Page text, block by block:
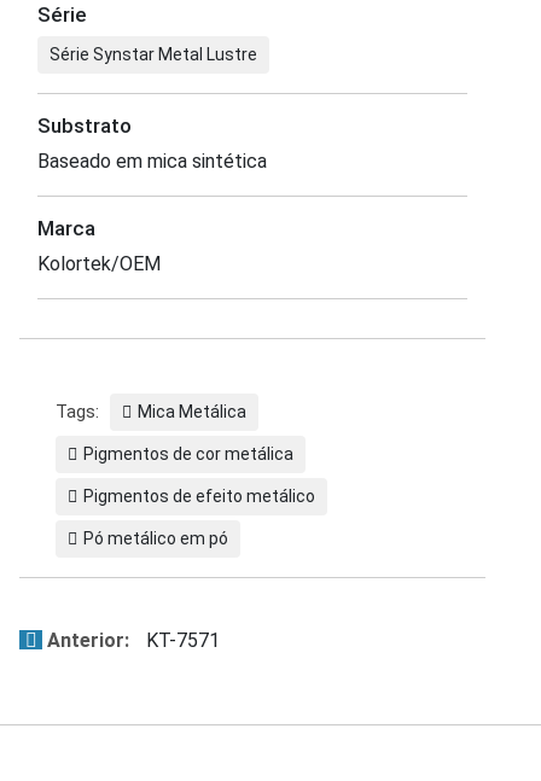
Série
Série Synstar Metal Lustre
Substrato
Baseado em mica sintética
Marca
Kolortek/OEM
Tags: Mica Metálica
Pigmentos de cor metálica
Pigmentos de efeito metálico
Pó metálico em pó
Anterior: KT-7571